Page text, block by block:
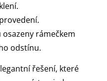
rámečkem
odstínu.
řešení, které